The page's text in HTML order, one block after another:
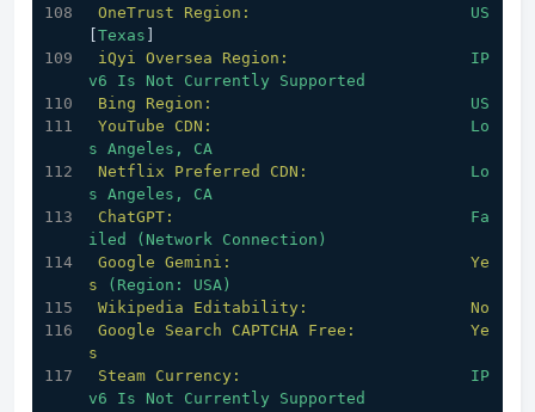
OneTrust Region:
US
Texas
iQyi Oversea Region:
IP
v6
Is Not Currently
Supported
Bing Region:
US
YouTube CDN:
Lo
s Angeles,
CA
Netflix Preferred CDN:
Lo
s Angeles,
CA
ChatGPT:
Fa
iled
(Network Connection)
Google Gemini:
Ye
s
(Region:
USA)
Wikipedia Editability:
No
Google Search CAPTCHA Free:
Ye
s
Steam Currency:
IP
v6
Is Not Currently
Supported